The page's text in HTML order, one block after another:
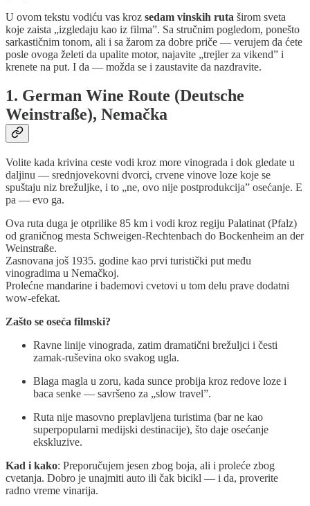
U ovom tekstu vodiću vas kroz sedam vinskih ruta širom sveta
koje zaista „izgledaju kao iz filma”. Sa stručnim pogledom, ponešto
sarkastičnim tonom, ali i sa žarom za dobre priče — verujem da ćete
posle ovoga želeti da upalite motor, najavite „trejler za vikend” i
krenete na put. I da — možda se i zaustavite da nazdravite.
1. German Wine Route (Deutsche
Weinstraße), Nemačka
Volite kada krivina ceste vodi kroz more vinograda i dok gledate u
daljinu — srednjovekovni dvorci, crvene vinove loze koje se
spuštaju niz brežuljke, i to „ne, ovo nije postprodukcija” osećanje. E
pa — evo ga.
Ova ruta duga je otprilike 85 km i vodi kroz regiju Palatinat (Pfalz)
od graničnog mesta Schweigen-Rechtenbach do Bockenheim an der
Weinstraße.
Zasnovana još 1935. godine kao prvi turistički put među
vinogradima u Nemačkoj.
Prolećne mandarine i bademovi cvetovi u tom delu prave dodatni
wow-efekat.
Zašto se oseća filmski?
Ravne linije vinograda, zatim dramatični brežuljci i česti
zamak-ruševina oko svakog ugla.
Blaga magla u zoru, kada sunce probija kroz redove loze i
baca senke — savršeno za „slow travel”.
Ruta nije masovno preplavljena turistima (bar ne kao
superpopularni medijski destinacije), što daje osećanje
ekskluzive.
Kad i kako: Preporučujem jesen zbog boja, ali i proleće zbog
cvetanja. Dobro je unajmiti auto ili čak bicikl — i da, proverite
radno vreme vinarija.